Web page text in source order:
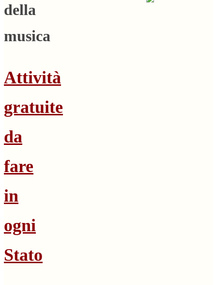
della
musica
Attività
gratuite
da
fare
in
ogni
Stato